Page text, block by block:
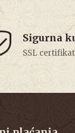
Sigurna
SSL